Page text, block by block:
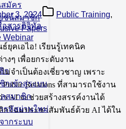
สมัคร
ชน์สมาชิก
Papers
Webinar
ก
กเข้าสู่ระบบ
สมาชิก
รหัสผ่านใหม่
ากระบบ
3, 2024 Public Training,
อสารดิจิทัล
ยุคเอไอ! เรียนรู้เทคนิค
างๆ เพื่อยกระดับงาน
จำเป็นต้องเชี่ยวชาญ เพราะ
Relations ที่สามารถใช้งาน
า AI จะช่วยสร้างสรรค์งานได้
กโฉมประชาสัมพันธ์ด้วย AI ได้ใน